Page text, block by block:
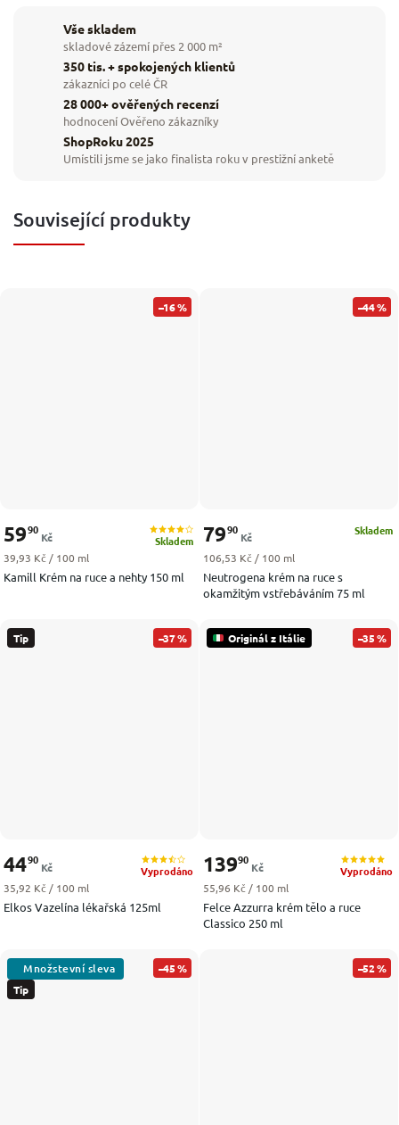
Vše skladem
skladové zázemí přes 2 000 m²
350 tis. + spokojených klientů
zákazníci po celé ČR
28 000+ ověřených recenzí
hodnocení Ověřeno zákazníky
ShopRoku 2025
Umístili jsme se jako finalista roku v prestižní anketě
Související produkty
–16 %
Kamill Krém na ruce a nehty 150 ml
Skladem
5990
Kč
Měrná cena:
39,93 Kč / 100 ml
–44 %
Neutrogena krém na ruce s
okamžitým vstřebáváním 75 ml
Skladem
7990
Kč
Měrná cena:
106,53 Kč / 100 ml
Tip –37 %
Elkos Vazelína lékařská 125ml
Vyprodáno
4490
Kč
Měrná cena:
35,92 Kč / 100 ml
Originál z Itálie –35 %
Felce Azzurra krém tělo a ruce
Classico 250 ml
Vyprodáno
13990
Kč
Měrná cena:
55,96 Kč / 100 ml
Tip
–45 % –52 %